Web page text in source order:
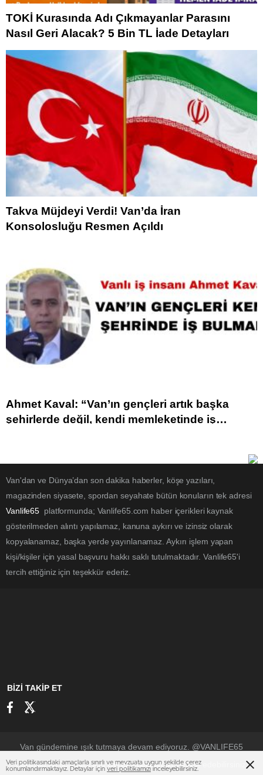
TOKİ Kurasında Adı Çıkmayanlar Parasını
Nasıl Geri Alacak? 5 Bin TL İade Detayları
Takva Müjdeyi Verdi! Van’da İran
Konsolosluğu Resmen Açıldı
Ahmet Kaval: “Van’ın gençleri artık başka
şehirlerde değil, kendi memleketinde iş
Van'dan ve Dünya’dan son dakika haberler, köşe yazıları,
magazinden siyasete, spordan seyahate bütün konuların tek adresi
Vanlife65 platformunda; Vanlife65.com haber içerikleri kaynak
gösterilmeden alıntı yapılamaz, kanuna aykırı ve izinsiz olarak
kopyalanamaz, başka yerde yayınlanamaz. Aykırı işlem yapan
kişi/kişiler için yasal başvuru hakkı saklı tutulmaktadır. Vanlife65'i
tercih ettiğiniz için teşekkür ederiz.
BİZİ TAKİP ET
Van gündemine ışık tutmaya devam ediyoruz. @VANLIFE65
Çerezler ile ilgili bilgi içinÇerez Politikamızıziyaret edebilirsiniz.
Veri politikasındaki amaçlarla sınırlı ve mevzuata uygun şekilde çerez
konumlandırmaktayız. Detaylar için veri politikamızı inceleyebilirsiniz.